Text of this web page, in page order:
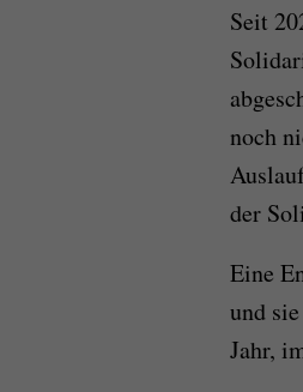
Seit
noch
der
Eine
und
Jahr,